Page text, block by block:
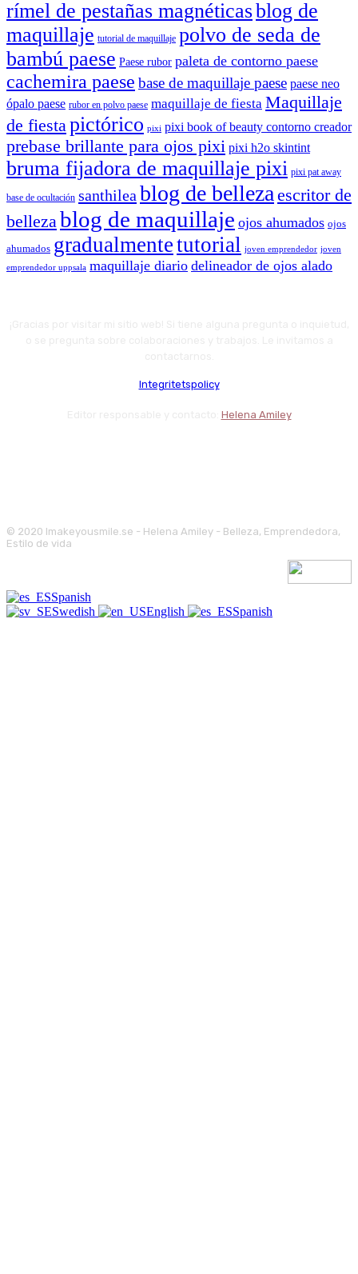
rímel de pestañas magnéticasblog de
maquillaje tutorial de maquillaje polvo de seda de
bambú paese Paese rubor paleta de contorno paese
cachemira paese base de maquillaje paese paese neo
ópalo paese rubor en polvo paese maquillaje de fiesta Maquillaje
de fiesta pictórico pixi pixi book of beauty contorno creador
prebase brillante para ojos pixi pixi h2o skintint
bruma fijadora de maquillaje pixi pixi pat away
base de ocultación santhilea blog de belleza escritor de
belleza blog de maquillaje ojos ahumados ojos
ahumados gradualmentetutorial joven emprendedor joven
emprendedor uppsala maquillaje diario delineador de ojos alado
Integritetspolicy
Helena Amiley
© 2020 Imakeyousmile.se - Helena Amiley - Belleza, Emprendedora,
Estilo de vida
Spanish
Swedish
English Spanish